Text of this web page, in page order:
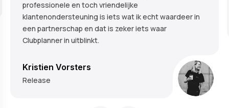
professionele en toch vriendelijke
klantenondersteuning is iets wat ik echt waardeer in
een partnerschap en dat is zeker iets waar
Clubplanner in uitblinkt.
Kristien Vorsters
Release